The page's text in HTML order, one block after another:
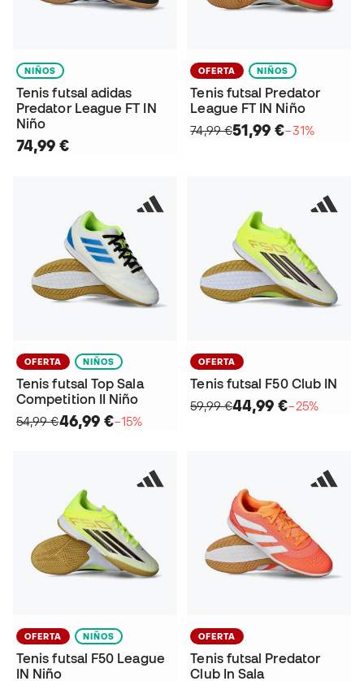
NIÑOS
Tenis futsal adidas
Predator League FT IN
Niño
74,99 €
OFERTA NIÑOS
Tenis futsal Predator
League FT IN Niño
74,99 €51,99 €−31%
OFERTA NIÑOS
Tenis futsal Top Sala
Competition II Niño
54,99 €46,99 €−15%
OFERTA
Tenis futsal F50 Club IN
59,99 €44,99 €−25%
OFERTA NIÑOS
Tenis futsal F50 League
IN Niño
OFERTA
Tenis futsal Predator
Club In Sala